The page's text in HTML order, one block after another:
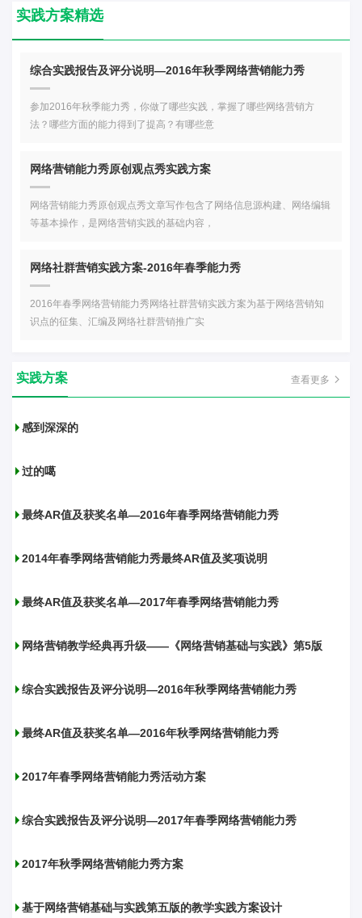
实践方案精选
综合实践报告及评分说明—2016年秋季网络营销能力秀
参加2016年秋季能力秀，你做了哪些实践，掌握了哪些网络营销方
法？哪些方面的能力得到了提高？有哪些意
网络营销能力秀原创观点秀实践方案
网络营销能力秀原创观点秀文章写作包含了网络信息源构建、网络编辑
等基本操作，是网络营销实践的基础内容，
网络社群营销实践方案-2016年春季能力秀
2016年春季网络营销能力秀网络社群营销实践方案为基于网络营销知
识点的征集、汇编及网络社群营销推广实
实践方案 查看更多
感到深深的
过的噶
最终AR值及获奖名单—2016年春季网络营销能力秀
2014年春季网络营销能力秀最终AR值及奖项说明
最终AR值及获奖名单—2017年春季网络营销能力秀
网络营销教学经典再升级——《网络营销基础与实践》第5版
综合实践报告及评分说明—2016年秋季网络营销能力秀
最终AR值及获奖名单—2016年秋季网络营销能力秀
2017年春季网络营销能力秀活动方案
综合实践报告及评分说明—2017年春季网络营销能力秀
2017年秋季网络营销能力秀方案
基于网络营销基础与实践第五版的教学实践方案设计